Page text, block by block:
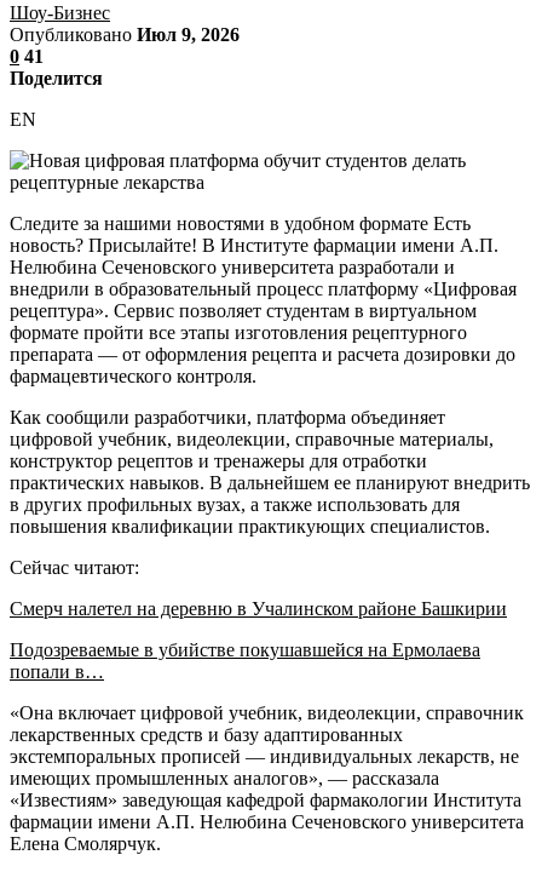
Шоу-Бизнес
Опубликовано Июл 9, 2026
0 41
Поделится
EN
Следите за нашими новостями в удобном формате Есть
новость? Присылайте! В Институте фармации имени А.П.
Нелюбина Сеченовского университета разработали и
внедрили в образовательный процесс платформу «Цифровая
рецептура». Сервис позволяет студентам в виртуальном
формате пройти все этапы изготовления рецептурного
препарата — от оформления рецепта и расчета дозировки до
фармацевтического контроля.
Как сообщили разработчики, платформа объединяет
цифровой учебник, видеолекции, справочные материалы,
конструктор рецептов и тренажеры для отработки
практических навыков. В дальнейшем ее планируют внедрить
в других профильных вузах, а также использовать для
повышения квалификации практикующих специалистов.
Сейчас читают:
Смерч налетел на деревню в Учалинском районе Башкирии
Подозреваемые в убийстве покушавшейся на Ермолаева
попали в…
«Она включает цифровой учебник, видеолекции, справочник
лекарственных средств и базу адаптированных
экстемпоральных прописей — индивидуальных лекарств, не
имеющих промышленных аналогов», — рассказала
«Известиям» заведующая кафедрой фармакологии Института
фармации имени А.П. Нелюбина Сеченовского университета
Елена Смолярчук.